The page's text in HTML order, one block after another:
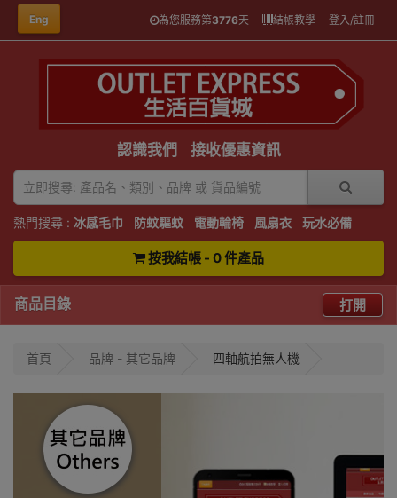
Eng 為您服務第3776天 結帳教學 登入/註冊
認識我們 接收優惠資訊
熱門搜尋 : 冰感毛巾 防蚊驅蚊 電動輪椅 風扇衣 玩水必備
按我結帳 - 0 件產品
商品目錄 打開
首頁 品牌 - 其它品牌 四軸航拍無人機